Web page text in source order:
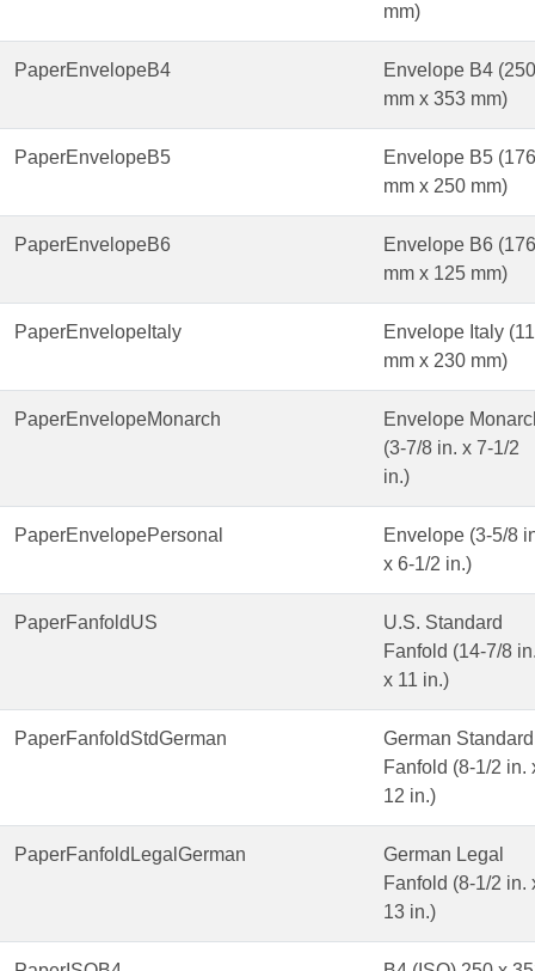
mm)
PaperEnvelopeB4
Envelope B4 (250
mm x 353 mm)
PaperEnvelopeB5
Envelope B5 (176
mm x 250 mm)
PaperEnvelopeB6
Envelope B6 (176
mm x 125 mm)
PaperEnvelopeItaly
Envelope Italy
mm x 230 mm)
PaperEnvelopeMonarch
Envelope
(3-7/8 in. x 7-1/2
in.)
PaperEnvelopePersonal
Envelope (3-5/8
x 6-1/2 in.)
PaperFanfoldUS
U.S. Standard
Fanfold (14-7/8
x 11 in.)
PaperFanfoldStdGerman
German Standard
Fanfold (8-1/2 in.
12 in.)
PaperFanfoldLegalGerman
German Legal
Fanfold (8-1/2 in.
13 in.)